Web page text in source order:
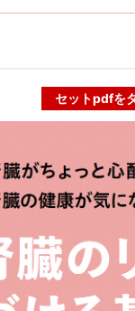
セットpdfを